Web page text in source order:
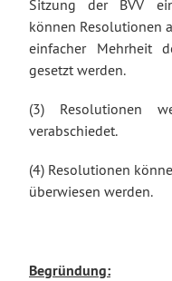
Sitzung der BVV
können Resolutionen
einfacher Mehrheit
gesetzt werden.
(3) Resolutionen
verabschiedet.
(4) Resolutionen
überwiesen werden.
Begründung: